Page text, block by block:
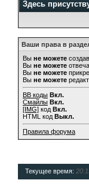
Здесь
Ваши права в
Вы не можете
Вы не можете
Вы не можете
Вы не можете
BB коды Вкл.
Смайлы Вкл.
[IMG] код Вкл.
HTML код Выкл.
Правила форума
Текущее время: